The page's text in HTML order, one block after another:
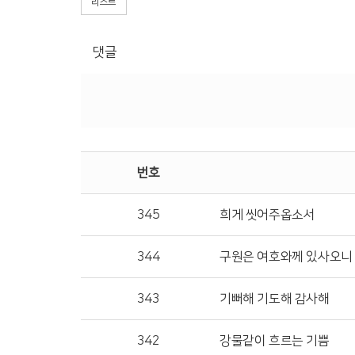
댓글
번호
345 희게 씻어주옵소서
344 구원은 여호와께 있사오니
343 기뻐해 기도해 감사해
342 강물같이 흐르는 기쁨